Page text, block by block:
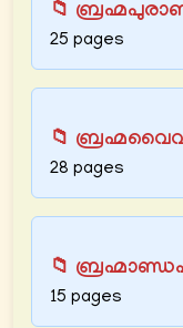
📁
25 pages
📁
28 pages
📁
15 pages